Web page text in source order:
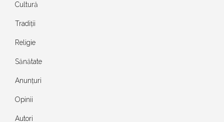
Cultură
Tradiții
Religie
Sănătate
Anunțuri
Opinii
Autori